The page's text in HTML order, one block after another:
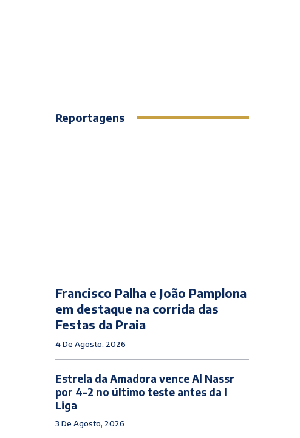
Reportagens
Francisco Palha e João Pamplona
em destaque na corrida das
Festas da Praia
4 De Agosto, 2026
Estrela da Amadora vence Al Nassr
por 4-2 no último teste antes da I
Liga
3 De Agosto, 2026